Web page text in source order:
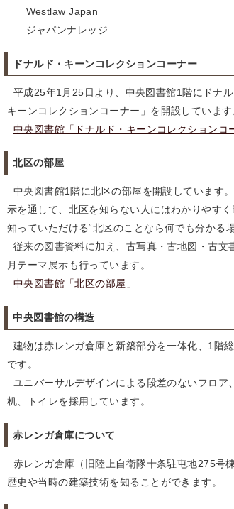
Westlaw Japan
ジャパンナレッジ
ドナルド・キーンコレクションコーナー
平成25年1月25日より、中央図書館1階にドナ
キーンコレクションコーナー」を開設しています
中央図書館「ドナルド・キーンコレクションコ
北区の部屋
中央図書館1階に北区の部屋を開設しています
示を通して、北区を知らない人にはわかりやす
知っていただける“北区のことなら何でも分かる
従来の図書資料に加え、古写真・古地図・古
月テーマ展示も行っています。
中央図書館「北区の部屋」
中央図書館の構造
建物は赤レンガ倉庫と新築部分を一体化、1階
です。
ユニバーサルデザインによる段差のないフロ
机、トイレを採用しています。
赤レンガ倉庫について
赤レンガ倉庫（旧陸上自衛隊十条駐屯地275号
歴史や当時の建築技術を知ることができます。